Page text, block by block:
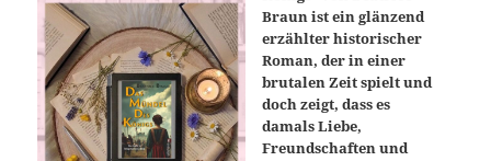
Braun ist ein glänzend
erzählter historischer
Roman, der in einer
brutalen Zeit spielt und
doch zeigt, dass es
damals Liebe,
Freundschaften und